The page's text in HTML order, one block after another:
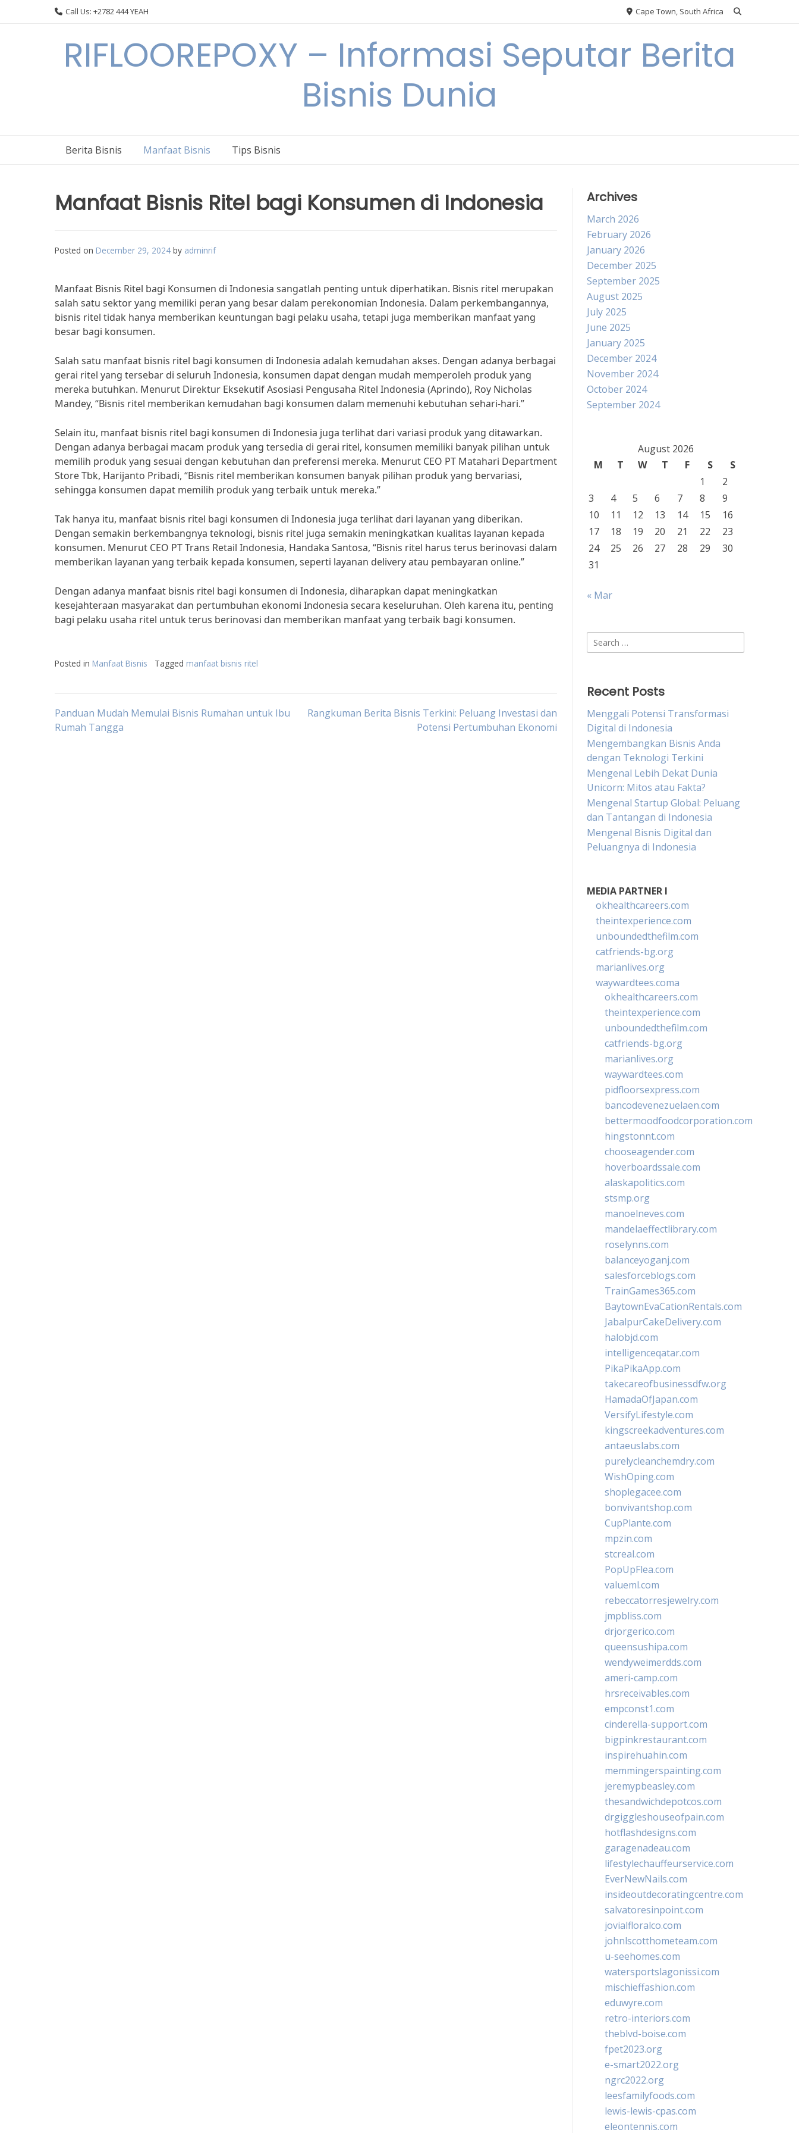
Call Us: +2782 444 YEAH Cape Town, South Africa
RIFLOOREPOXY – Informasi Seputar Berita
Bisnis Dunia
Berita Bisnis Manfaat Bisnis Tips Bisnis
Manfaat Bisnis Ritel bagi Konsumen di Indonesia
Posted on December 29, 2024 by adminrif
Manfaat Bisnis Ritel bagi Konsumen di Indonesia sangatlah penting untuk diperhatikan. Bisnis ritel merupakan
salah satu sektor yang memiliki peran yang besar dalam perekonomian Indonesia. Dalam perkembangannya,
bisnis ritel tidak hanya memberikan keuntungan bagi pelaku usaha, tetapi juga memberikan manfaat yang
besar bagi konsumen.
Salah satu manfaat bisnis ritel bagi konsumen di Indonesia adalah kemudahan akses. Dengan adanya berbagai
gerai ritel yang tersebar di seluruh Indonesia, konsumen dapat dengan mudah memperoleh produk yang
mereka butuhkan. Menurut Direktur Eksekutif Asosiasi Pengusaha Ritel Indonesia (Aprindo), Roy Nicholas
Mandey, “Bisnis ritel memberikan kemudahan bagi konsumen dalam memenuhi kebutuhan sehari-hari.”
Selain itu, manfaat bisnis ritel bagi konsumen di Indonesia juga terlihat dari variasi produk yang ditawarkan.
Dengan adanya berbagai macam produk yang tersedia di gerai ritel, konsumen memiliki banyak pilihan untuk
memilih produk yang sesuai dengan kebutuhan dan preferensi mereka. Menurut CEO PT Matahari Department
Store Tbk, Harijanto Pribadi, “Bisnis ritel memberikan konsumen banyak pilihan produk yang bervariasi,
sehingga konsumen dapat memilih produk yang terbaik untuk mereka.”
Tak hanya itu, manfaat bisnis ritel bagi konsumen di Indonesia juga terlihat dari layanan yang diberikan.
Dengan semakin berkembangnya teknologi, bisnis ritel juga semakin meningkatkan kualitas layanan kepada
konsumen. Menurut CEO PT Trans Retail Indonesia, Handaka Santosa, “Bisnis ritel harus terus berinovasi dalam
memberikan layanan yang terbaik kepada konsumen, seperti layanan delivery atau pembayaran online.”
Dengan adanya manfaat bisnis ritel bagi konsumen di Indonesia, diharapkan dapat meningkatkan
kesejahteraan masyarakat dan pertumbuhan ekonomi Indonesia secara keseluruhan. Oleh karena itu, penting
bagi pelaku usaha ritel untuk terus berinovasi dan memberikan manfaat yang terbaik bagi konsumen.
Posted in Manfaat Bisnis Tagged manfaat bisnis ritel
Post
Panduan Mudah Memulai Bisnis Rumahan untuk Ibu
Rumah Tangga
Rangkuman Berita Bisnis Terkini: Peluang Investasi dan
Potensi Pertumbuhan Ekonomi
Archives
March 2026
February 2026
January 2026
December 2025
September 2025
August 2025
July 2025
June 2025
January 2025
December 2024
November 2024
October 2024
September 2024
August 2026
M
T W T F S
S
1
2
3
4 5 6 7 8
9
10
11 12 13 14 15
16
17
18 19 20 21 22
23
24
25 26 27 28 29
30
31
« Mar
Search
for:
Recent Posts
Menggali Potensi Transformasi
Digital di Indonesia
Mengembangkan Bisnis Anda
dengan Teknologi Terkini
Mengenal Lebih Dekat Dunia
Unicorn: Mitos atau Fakta?
Mengenal Startup Global: Peluang
dan Tantangan di Indonesia
Mengenal Bisnis Digital dan
Peluangnya di Indonesia
MEDIA PARTNER I
okhealthcareers.com
theintexperience.com
unboundedthefilm.com
catfriends-bg.org
marianlives.org
waywardtees.coma
okhealthcareers.com
theintexperience.com
unboundedthefilm.com
catfriends-bg.org
marianlives.org
waywardtees.com
pidfloorsexpress.com
bancodevenezuelaen.com
bettermoodfoodcorporation.com
hingstonnt.com
chooseagender.com
hoverboardssale.com
alaskapolitics.com
stsmp.org
manoelneves.com
mandelaeffectlibrary.com
roselynns.com
balanceyoganj.com
salesforceblogs.com
TrainGames365.com
BaytownEvaCationRentals.com
JabalpurCakeDelivery.com
halobjd.com
intelligenceqatar.com
PikaPikaApp.com
takecareofbusinessdfw.org
HamadaOfJapan.com
VersifyLifestyle.com
kingscreekadventures.com
antaeuslabs.com
purelycleanchemdry.com
WishOping.com
shoplegacee.com
bonvivantshop.com
CupPlante.com
mpzin.com
stcreal.com
PopUpFlea.com
valueml.com
rebeccatorresjewelry.com
jmpbliss.com
drjorgerico.com
queensushipa.com
wendyweimerdds.com
ameri-camp.com
hrsreceivables.com
empconst1.com
cinderella-support.com
bigpinkrestaurant.com
inspirehuahin.com
memmingerspainting.com
jeremypbeasley.com
thesandwichdepotcos.com
drgiggleshouseofpain.com
hotflashdesigns.com
garagenadeau.com
lifestylechauffeurservice.com
EverNewNails.com
insideoutdecoratingcentre.com
salvatoresinpoint.com
jovialfloralco.com
johnlscotthometeam.com
u-seehomes.com
watersportslagonissi.com
mischieffashion.com
eduwyre.com
retro-interiors.com
theblvd-boise.com
fpet2023.org
e-smart2022.org
ngrc2022.org
leesfamilyfoods.com
lewis-lewis-cpas.com
eleontennis.com